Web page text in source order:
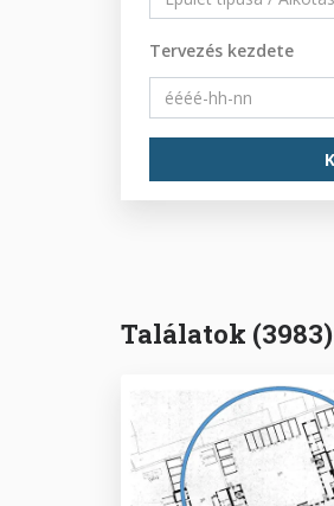
Tervezés kezdete
Találatok (3983)